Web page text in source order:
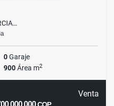
0Garaje
900Área m2
Venta